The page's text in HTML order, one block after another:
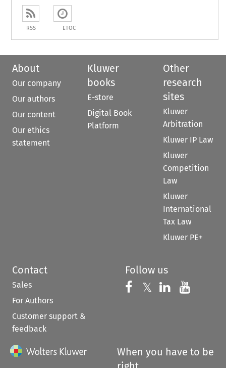
RSS ETOC
About
Our company
Our authors
Our content
Our ethics
statement
Kluwer
books
E-store
Digital Book
Platform
Other
research
sites
Kluwer
Arbitration
Kluwer IP Law
Kluwer
Competition
Law
Kluwer
International
Tax Law
Kluwer PE+
Contact
Sales
For Authors
Customer support &
feedback
Follow us
Follow us on
𝕏 Follow us on
Follow us
When you have to be